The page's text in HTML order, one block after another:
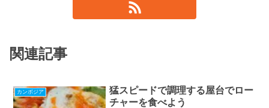
関連記事
カンボジア
猛スピードで調理する屋台でロー
チャーを食べよう